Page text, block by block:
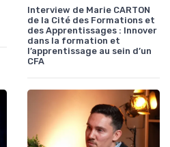
Interview de Marie CARTON
de la Cité des Formations et
des Apprentissages : Innover
dans la formation et
l’apprentissage au sein d’un
CFA